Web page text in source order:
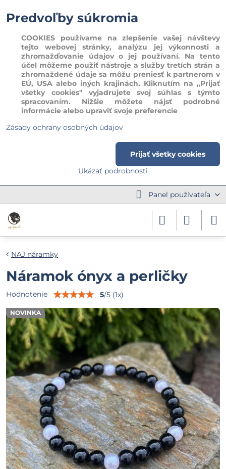
Panel používateľa
NOVINKA
NAJ náramky
Náramok ónyx a perličky
Hodnotenie 5/5 (1x)
Predvoľby súkromia
COOKIES používame na zlepšenie vašej návštevy
tejto webovej stránky, analýzu jej výkonnosti a
zhromažďovanie údajov o jej používaní. Na tento
účel môžeme použiť nástroje a služby tretích strán a
zhromaždené údaje sa môžu preniesť k partnerom v
EÚ, USA alebo iných krajinách. Kliknutím na „Prijať
všetky cookies" vyjadrujete svoj súhlas s týmto
spracovaním. Nižšie môžete nájsť podrobné
informácie alebo upraviť svoje preferencie
Zásady ochrany osobných údajov
Ukázať podrobnosti
Prijať všetky cookies